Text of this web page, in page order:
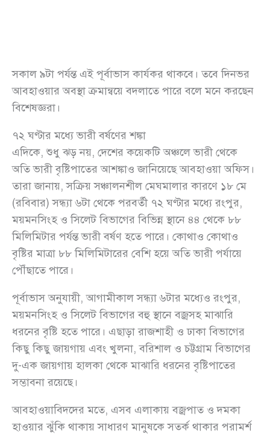
সকাল ৯টা পর্যন্ত এই পূর্বাভাস কার্যকর থাকবে। তবে দিনভর
আবহাওয়ার অবস্থা ক্রমান্বয়ে বদলাতে পারে বলে মনে করছেন
বিশেষজ্ঞরা।
৭২ ঘণ্টার মধ্যে ভারী বর্ষণের শঙ্কা
এদিকে, শুধু ঝড় নয়, দেশের কয়েকটি অঞ্চলে ভারী থেকে
অতি ভারী বৃষ্টিপাতের আশঙ্কাও জানিয়েছে আবহাওয়া অফিস।
তারা জানায়, সক্রিয় সঞ্চালনশীল মেঘমালার কারণে ১৮ মে
(রবিবার) সন্ধ্যা ৬টা থেকে পরবর্তী ৭২ ঘণ্টার মধ্যে রংপুর,
ময়মনসিংহ ও সিলেট বিভাগের বিভিন্ন স্থানে ৪৪ থেকে ৮৮
মিলিমিটার পর্যন্ত ভারী বর্ষণ হতে পারে। কোথাও কোথাও
বৃষ্টির মাত্রা ৮৮ মিলিমিটারের বেশি হয়ে অতি ভারী পর্যায়ে
পৌঁছাতে পারে।
পূর্বাভাস অনুযায়ী, আগামীকাল সন্ধ্যা ৬টার মধ্যেও রংপুর,
ময়মনসিংহ ও সিলেট বিভাগের বহু স্থানে বজ্রসহ মাঝারি
ধরনের বৃষ্টি হতে পারে। এছাড়া রাজশাহী ও ঢাকা বিভাগের
কিছু কিছু জায়গায় এবং খুলনা, বরিশাল ও চট্টগ্রাম বিভাগের
দু-এক জায়গায় হালকা থেকে মাঝারি ধরনের বৃষ্টিপাতের
সম্ভাবনা রয়েছে।
আবহাওয়াবিদদের মতে, এসব এলাকায় বজ্রপাত ও দমকা
হাওয়ার ঝুঁকি থাকায় সাধারণ মানুষকে সতর্ক থাকার পরামর্শ